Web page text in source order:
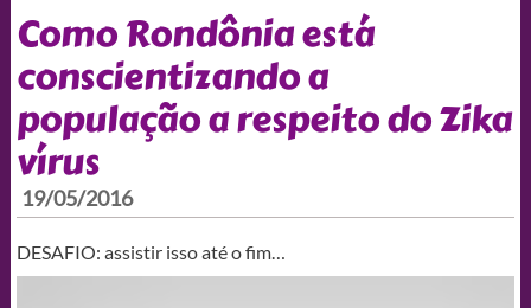
Como Rondônia está
conscientizando a
população a respeito do Zika
vírus
19/05/2016
DESAFIO: assistir isso até o fim…